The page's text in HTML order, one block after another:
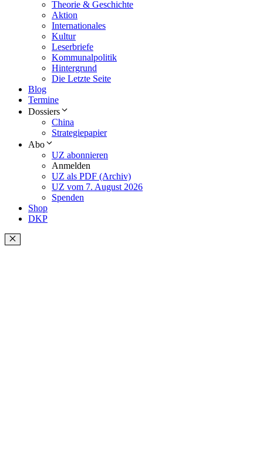
Theorie & Geschichte
Aktion
Internationales
Kultur
Leserbriefe
Kommunalpolitik
Hintergrund
Die Letzte Seite
Blog
Termine
Dossiers
China
Strategiepapier
Abo
UZ abonnieren
Anmelden
UZ als PDF (Archiv)
UZ vom 7. August 2026
Spenden
Shop
DKP
Schließen